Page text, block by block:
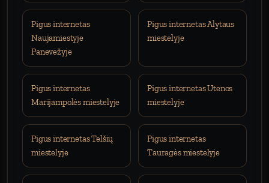
Pigus internetas
Naujamiestyje
Panevėžyje
Pigus internetas Alytaus
miestelyje
Pigus internetas
Marijampolės miestelyje
Pigus internetas Utenos
miestelyje
Pigus internetas Telšių
miestelyje
Pigus internetas
Tauragės miestelyje